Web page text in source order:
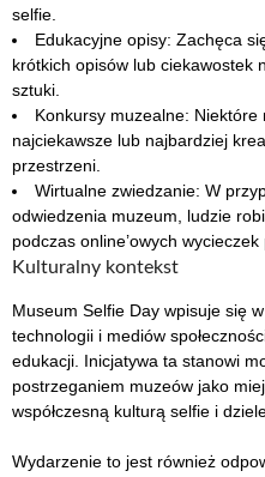
selfie.
Edukacyjne opisy: Zachęca
krótkich opisów lub ciekawostek
sztuki.
Konkursy muzealne:
najciekawsze lub najbardziej
przestrzeni.
Wirtualne zwiedzanie: W
odwiedzenia muzeum, ludzie
podczas online’owych wycieczek
Kulturalny kontekst
Museum Selfie Day wpisuje się
technologii i mediów
edukacji. Inicjatywa ta stanowi
postrzeganiem muzeów jako
współczesną kulturą selfie i
Wydarzenie to jest również